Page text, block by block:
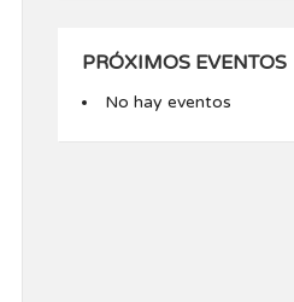
PRÓXIMOS EVENTOS
No hay eventos